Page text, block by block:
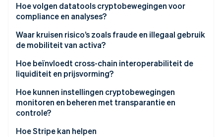
Wereldwijde uitwisselingen
Wallets en bewaring
Blockchain-netwerken
Geïntegreerde betaalinfrastructuur
Hoe volgen datatools cryptobewegingen voor
compliance en analyses?
Waar kruisen risico’s zoals fraude en illegaal gebruik
de mobiliteit van activa?
Illegale financiën
Complexe onderzoeken
Fraude en oplichting
Hoe beïnvloedt cross-chain interoperabiliteit de
liquiditeit en prijsvorming?
Hoe kunnen instellingen cryptobewegingen
monitoren en beheren met transparantie en
controle?
Hoe Stripe kan helpen